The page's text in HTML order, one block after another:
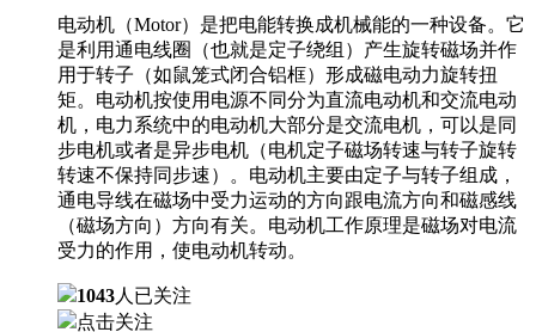
电动机（Motor）是把电能转换成机械能的一种设备。它
是利用通电线圈（也就是定子绕组）产生旋转磁场并作
用于转子（如鼠笼式闭合铝框）形成磁电动力旋转扭
矩。电动机按使用电源不同分为直流电动机和交流电动
机，电力系统中的电动机大部分是交流电机，可以是同
步电机或者是异步电机（电机定子磁场转速与转子旋转
转速不保持同步速）。电动机主要由定子与转子组成，
通电导线在磁场中受力运动的方向跟电流方向和磁感线
（磁场方向）方向有关。电动机工作原理是磁场对电流
受力的作用，使电动机转动。
1043人已关注
点击关注